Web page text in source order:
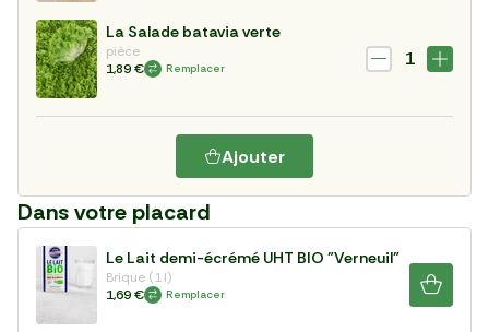
La Salade batavia verte
pièce
1,89 €
Remplacer 1
Ajouter
Dans votre placard
Le Lait demi-écrémé UHT BIO "Verneuil"
Brique (1 l)
1,69 €
Remplacer